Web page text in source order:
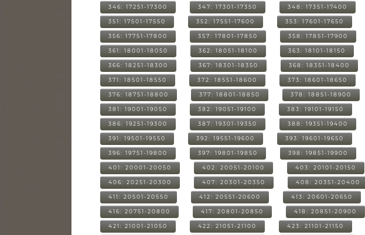
346: 17251-17300 347: 17301-17350 348: 17351-17400
351: 17501-17550 352: 17551-17600 353: 17601-17650
356: 17751-17800 357: 17801-17850 358: 17851-17900
361: 18001-18050 362: 18051-18100 363: 18101-18150
366: 18251-18300 367: 18301-18350 368: 18351-18400
371: 18501-18550 372: 18551-18600 373: 18601-18650
376: 18751-18800 377: 18801-18850 378: 18851-18900
381: 19001-19050 382: 19051-19100 383: 19101-19150
386: 19251-19300 387: 19301-19350 388: 19351-19400
391: 19501-19550 392: 19551-19600 393: 19601-19650
396: 19751-19800 397: 19801-19850 398: 19851-19900
401: 20001-20050 402: 20051-20100 403: 20101-20150
406: 20251-20300 407: 20301-20350 408: 20351-20400
411: 20501-20550 412: 20551-20600 413: 20601-20650
416: 20751-20800 417: 20801-20850 418: 20851-20900
421: 21001-21050 422: 21051-21100 423: 21101-21150